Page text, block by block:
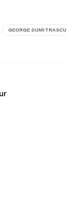
GEORGE DUMITRASCU